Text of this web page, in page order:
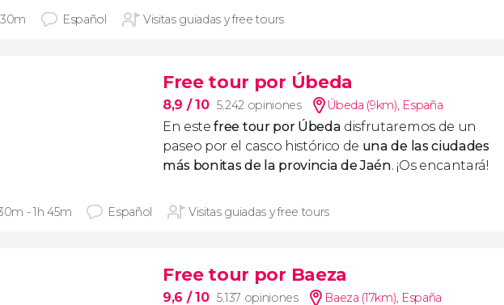
Español Visitas guiadas y free tours
Free tour por Úbeda
8,9 / 10 5.242 opiniones Úbeda (9km), España
En estefree tour por Úbeda disfrutaremos de un
paseo por el casco histórico de una de las ciudades
más bonitas de la provincia de Jaén. ¡Os encantará!
- 1h 45m Español Visitas guiadas y free tours
Free tour por Baeza
9,6 / 10 5.137 opiniones Baeza (17km), España